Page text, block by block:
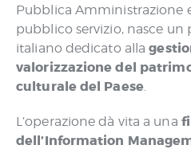
Pubblica Amministrazione
pubblico servizio, nasce
italiano dedicato alla
valorizzazione del
culturale del Paese.
L’operazione dà vita a una
dell’Information